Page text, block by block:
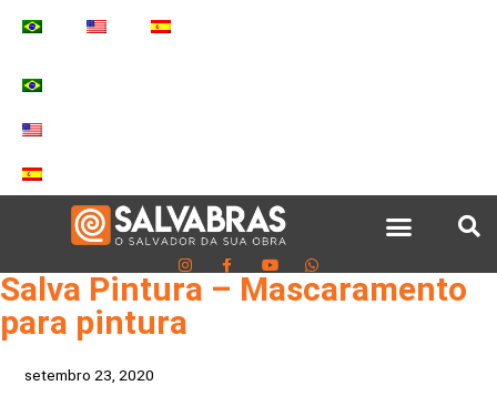
Salva Pintura – Mascaramento
para pintura
setembro 23, 2020